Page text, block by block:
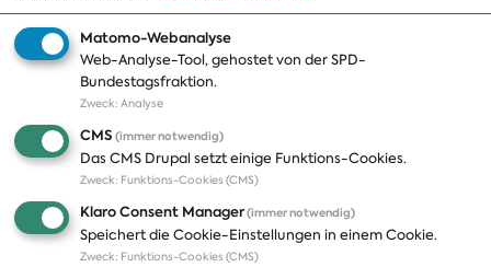
Themen
Positionen
Publikationen
Presse
Fotos
Pressekontakt
Matomo-Webanalyse
Web-Analyse-Tool, gehostet von der SPD-
Bundestagsfraktion.
Zweck: Analyse
CMS (immer notwendig)
Das CMS Drupal setzt einige Funktions-Cookies.
Zweck: Funktions-Cookies (CMS)
Klaro Consent Manager(immer notwendig)
Speichert die Cookie-Einstellungen in einem Cookie.
Zweck: Funktions-Cookies (CMS)